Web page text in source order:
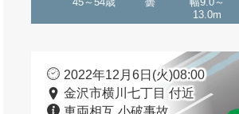
13.0m
2022年12月6日(火)08:00
金沢市横川七丁目 付近
車両相互 小破事故